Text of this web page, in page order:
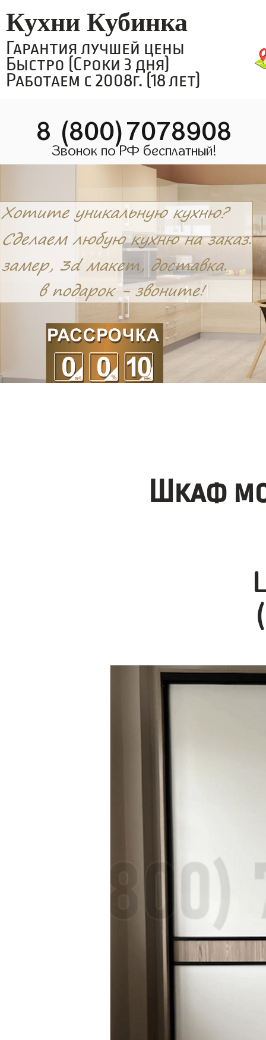
Кухни Кубинка
Гарантия лучшей цены
Быстро (Сроки 3 дня)
Работаем с 2008г. (18 лет)
8 (800)7078908
Звонок по РФ бесплатный!
Шкаф